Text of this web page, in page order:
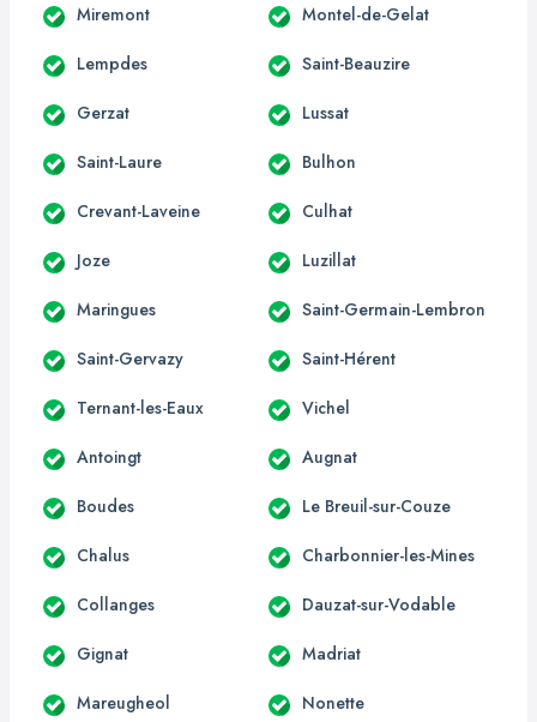
Miremont Montel-de-Gelat
Lempdes Saint-Beauzire
Gerzat Lussat
Saint-Laure Bulhon
Crevant-Laveine Culhat
Joze Luzillat
Maringues Saint-Germain-Lembron
Saint-Gervazy Saint-Hérent
Ternant-les-Eaux Vichel
Antoingt Augnat
Boudes Le Breuil-sur-Couze
Chalus Charbonnier-les-Mines
Collanges Dauzat-sur-Vodable
Gignat Madriat
Mareugheol Nonette